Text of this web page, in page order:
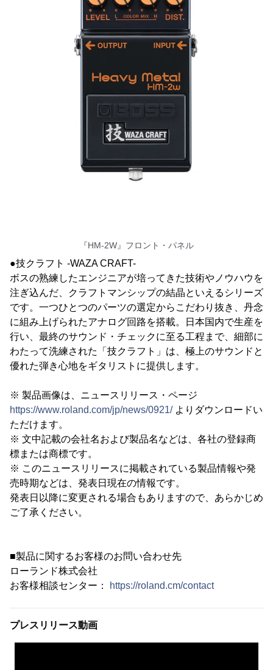
『HM-2W』フロント・パネル
●技クラフト -WAZA CRAFT-
ボスの熟練したエンジニアが培ってきた技術やノウハウを
注ぎ込んだ、クラフトマンシップの結晶といえるシリーズ
です。一つひとつのパーツの選定からこだわり抜き、丹念
に組み上げられたアナログ回路を搭載。日本国内で生産を
行い、最終のサウンド・チェックに至る工程まで、細部に
わたって洗練された「技クラフト」は、極上のサウンドと
優れた弾き心地をギタリストに提供します。
※ 製品画像は、ニュースリリース・ページ
https://www.roland.com/jp/news/0921/よりダウンロードい
ただけます。
※ 文中記載の会社名および製品名などは、各社の登録商
標または商標です。
※ このニュースリリースに掲載されている製品情報や発
売時期などは、発表日現在の情報です。
発表日以降に変更される場合もありますので、あらかじめ
ご了承ください。
■製品に関するお客様のお問い合わせ先
ローランド株式会社
お客様相談センター：
https://roland.cm/contact
プレスリリース動画